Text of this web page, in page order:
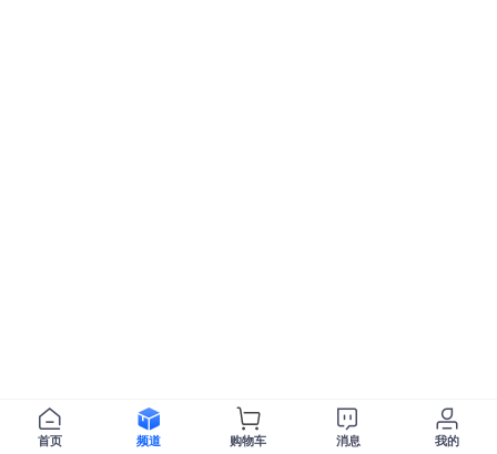
首页 频道 购物车 消息 我的